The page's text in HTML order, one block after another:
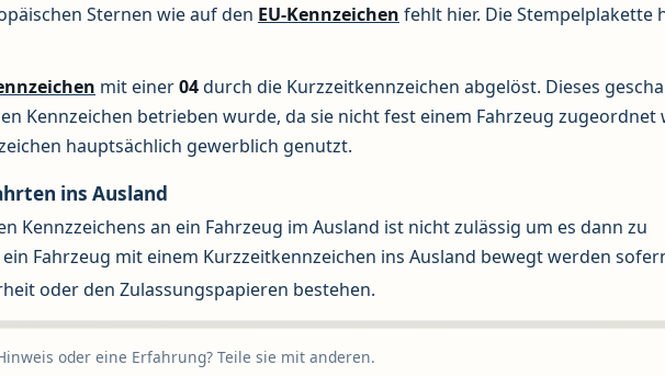
Sternen wie auf den EU-Kennzeichen fehlt hier. Die Stempelplakette
mit einer04durch die Kurzzeitkennzeichen abgelöst. Dieses
Kennzeichen betrieben wurde, da sie nicht fest einem Fahrzeug zugeordnet
hauptsächlich gewerblich genutzt.
ins Ausland
Kennzzeichens an ein Fahrzeug im Ausland ist nicht zulässig um es dann zu
Fahrzeug mit einem Kurzzeitkennzeichen ins Ausland bewegt werden
oder den Zulassungspapieren bestehen.
oder eine Erfahrung? Teile sie mit anderen.